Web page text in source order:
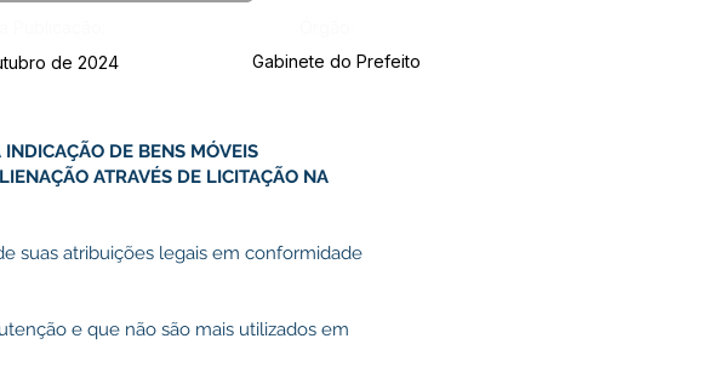
de 2024 Gabinete do Prefeito
DE BENS MÓVEIS
ATRAVÉS DE LICITAÇÃO NA
suas atribuições legais em conformidade
e que não são mais utilizados em